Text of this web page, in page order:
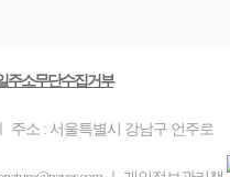
주소무단수집거부
주소 : 서울특별시 강남구 언주로